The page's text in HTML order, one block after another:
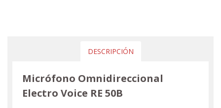
DESCRIPCIÓN
Micrófono Omnidireccional
Electro Voice RE 50B